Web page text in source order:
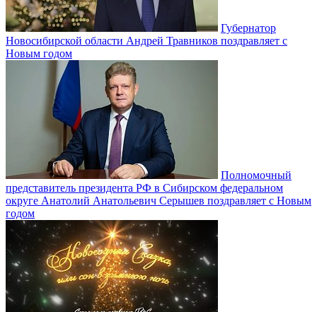
Губернатор
Новосибирской области Андрей Травников поздравляет с
Новым годом
Полномочный
представитель президента РФ в Сибирском федеральном
округе Анатолий Анатольевич Серышев поздравляет с Новым
годом